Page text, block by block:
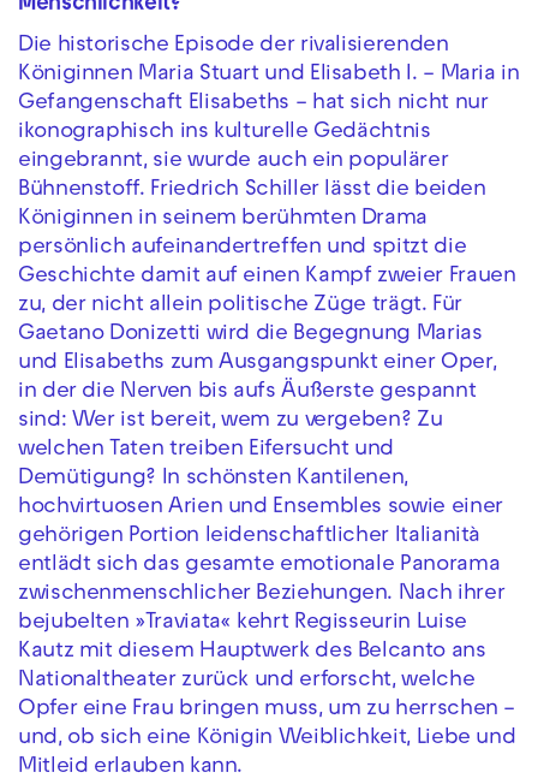
Menschlichkeit?
Die historische Episode der rivalisierenden
Königinnen Maria Stuart und Elisabeth I. – Maria in
Gefangenschaft Elisabeths – hat sich nicht nur
ikonographisch ins kulturelle Gedächtnis
eingebrannt, sie wurde auch ein populärer
Bühnenstoff. Friedrich Schiller lässt die beiden
Königinnen in seinem berühmten Drama
persönlich aufeinandertreffen und spitzt die
Geschichte damit auf einen Kampf zweier Frauen
zu, der nicht allein politische Züge trägt. Für
Gaetano Donizetti wird die Begegnung Marias
und Elisabeths zum Ausgangspunkt einer Oper,
in der die Nerven bis aufs Äußerste gespannt
sind: Wer ist bereit, wem zu vergeben? Zu
welchen Taten treiben Eifersucht und
Demütigung? In schönsten Kantilenen,
hochvirtuosen Arien und Ensembles sowie einer
gehörigen Portion leidenschaftlicher Italianità
entlädt sich das gesamte emotionale Panorama
zwischenmenschlicher Beziehungen. Nach ihrer
bejubelten »Traviata« kehrt Regisseurin Luise
Kautz mit diesem Hauptwerk des Belcanto ans
Nationaltheater zurück und erforscht, welche
Opfer eine Frau bringen muss, um zu herrschen –
und, ob sich eine Königin Weiblichkeit, Liebe und
Mitleid erlauben kann.